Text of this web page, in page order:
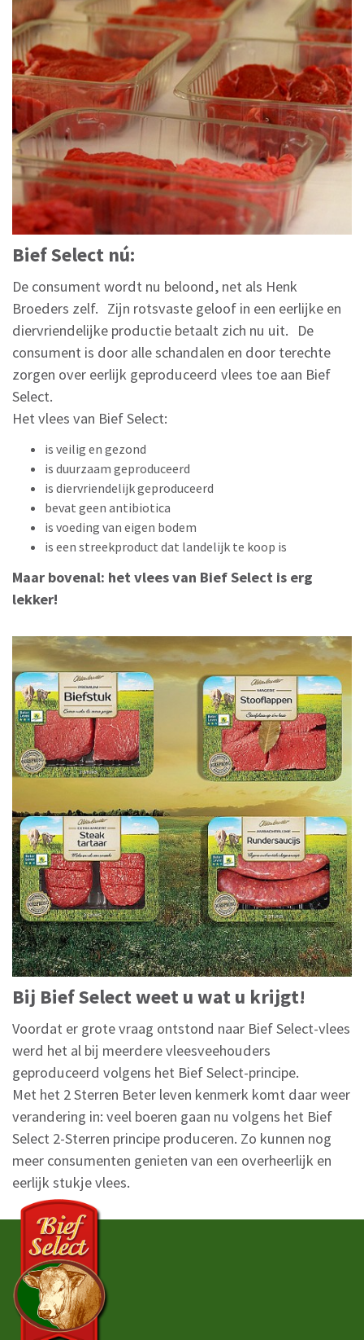
Bief Select nú:
De consument wordt nu beloond, net als Henk
Broeders zelf. Zijn rotsvaste geloof in een eerlijke en
diervriendelijke productie betaalt zich nu uit. De
consument is door alle schandalen en door terechte
zorgen over eerlijk geproduceerd vlees toe aan Bief
Select.
Het vlees van Bief Select:
is veilig en gezond
is duurzaam geproduceerd
is diervriendelijk geproduceerd
bevat geen antibiotica
is voeding van eigen bodem
is een streekproduct dat landelijk te koop is
Maar bovenal: het vlees van Bief Select is erg
lekker!
Bij Bief Select weet u wat u krijgt!
Voordat er grote vraag ontstond naar Bief Select-vlees
werd het al bij meerdere vleesveehouders
geproduceerd volgens het Bief Select-principe.
Met het 2 Sterren Beter leven kenmerk komt daar weer
verandering in: veel boeren gaan nu volgens het Bief
Select 2-Sterren principe produceren. Zo kunnen nog
meer consumenten genieten van een overheerlijk en
eerlijk stukje vlees.